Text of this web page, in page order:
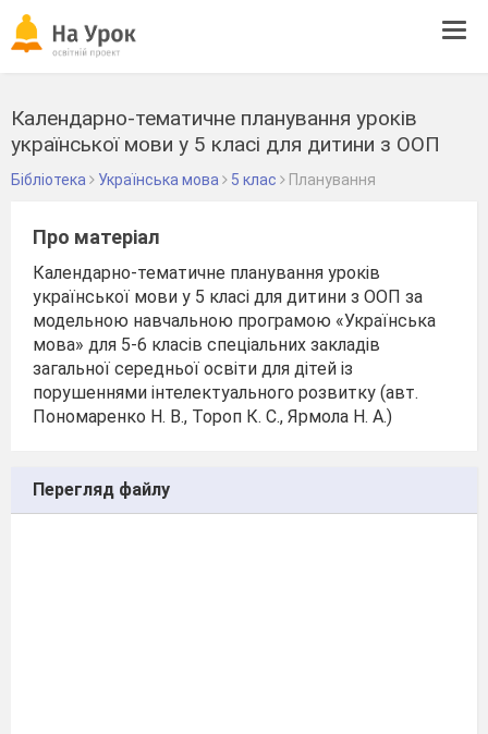
Календарно-тематичне планування уроків
української мови у 5 класі для дитини з ООП
Бібліотека Українська мова 5 клас Планування
Про матеріал
Календарно-тематичне планування уроків
української мови у 5 класі для дитини з ООП за
модельною навчальною програмою «Українська
мова» для 5-6 класів спеціальних закладів
загальної середньої освіти для дітей із
порушеннями інтелектуального розвитку (авт.
Пономаренко Н. В., Тороп К. С., Ярмола Н. А.)
Перегляд файлу